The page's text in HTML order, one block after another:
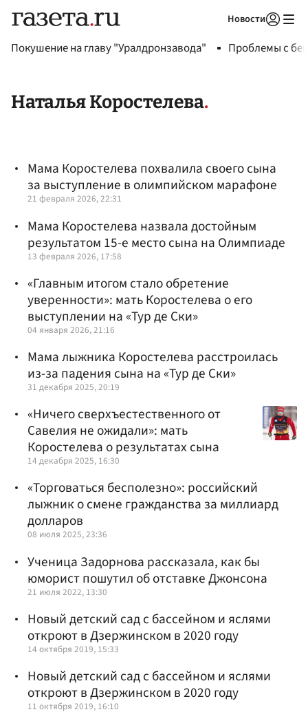
Новости
Покушение на главу "Уралдронзавода" Проблемы с
Наталья Коростелева
Мама Коростелева похвалила своего сына
за выступление в олимпийском марафоне
21 февраля 2026, 22:31
Мама Коростелева назвала достойным
результатом 15-е место сына на Олимпиаде
13 февраля 2026, 17:58
«Главным итогом стало обретение
уверенности»: мать Коростелева о его
выступлении на «Тур де Ски»
04 января 2026, 21:16
Мама лыжника Коростелева расстроилась
из-за падения сына на «Тур де Ски»
31 декабря 2025, 20:19
«Ничего сверхъестественного от
Савелия не ожидали»: мать
Коростелева о результатах сына
14 декабря 2025, 16:30
«Торговаться бесполезно»: российский
лыжник о смене гражданства за миллиард
долларов
08 июля 2025, 23:36
Ученица Задорнова рассказала, как бы
юморист пошутил об отставке Джонсона
21 июля 2022, 13:30
Новый детский сад с бассейном и яслями
откроют в Дзержинском в 2020 году
14 октября 2019, 15:33
Новый детский сад с бассейном и яслями
откроют в Дзержинском в 2020 году
11 октября 2019, 16:10